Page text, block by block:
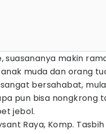
suasananya makin
muda dan orang
bersahabat,
pun bisa nongkrong
jebol.
Raya, Komp.